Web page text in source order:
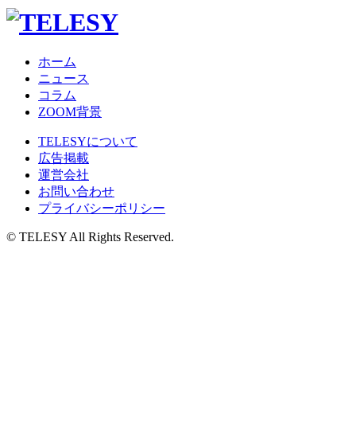
ホーム
ニュース
コラム
ZOOM背景
TELESYについて
広告掲載
運営会社
お問い合わせ
プライバシーポリシー
© TELESY All Rights Reserved.